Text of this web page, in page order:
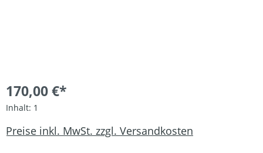
170,00 €*
Inhalt: 1
Preise inkl. MwSt. zzgl. Versandkosten